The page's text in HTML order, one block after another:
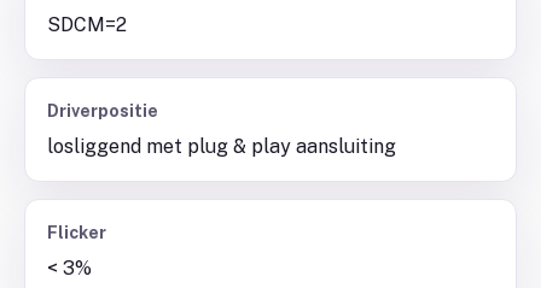
SDCM=2
Driverpositie
losliggend met plug & play aansluiting
Flicker
< 3%